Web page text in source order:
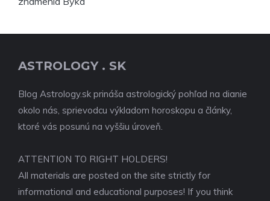
ASTROLOGY . SK
Blog Astrology.sk prináša astrologický pohľad na dianie
okolo nás, sprievodcu výkladom horoskopu a články,
ktoré vás posunú na vyššiu úroveň.
ATTENTION TO RIGHT HOLDERS!
All materials are posted on the site strictly for
informational and educational purposes! If you think